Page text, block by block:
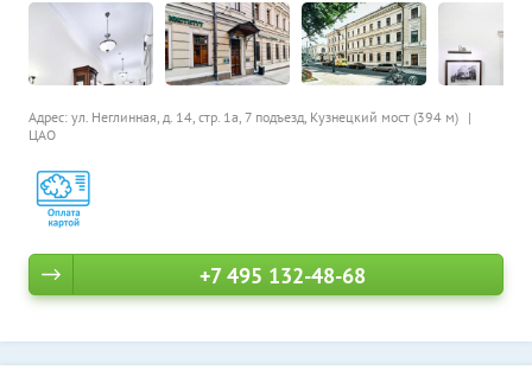
Адрес: ул. Неглинная, д. 14, стр. 1а, 7 подъезд, Кузнецкий мост (394 м)
ЦАО
+7 495 132-48-68